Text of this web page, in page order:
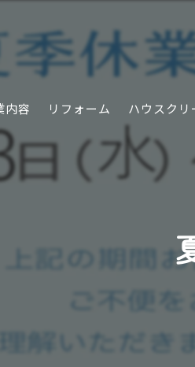
内容 リフォーム
外構・エクステリア
ハウスクリ